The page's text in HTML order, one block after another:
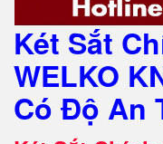
Két Sắt
WELKO
Có Độ An